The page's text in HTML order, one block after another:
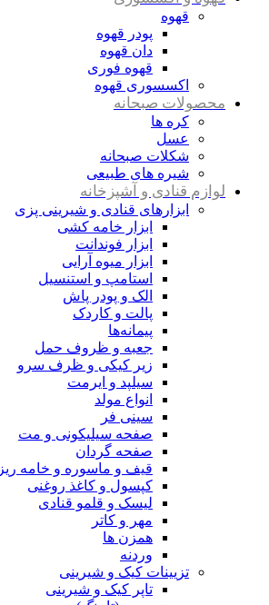
قهوه
پودر قهوه
دان قهوه
قهوه فوری
اکسسوری قهوه
محصولات صبحانه
کره ها
عسل
شکلات صبحانه
شیره های طبیعی
لوازم قنادی و آشپزخانه
ابزارهای قنادی و شیرینی پزی
ابزار خامه کشی
ابزار فوندانت
ابزار میوه آرایی
استامپ و استنسیل
الک و پودر پاش
پالت و کاردک
پیمانه‌ها
جعبه و ظروف حمل
زیر کیکی و ظرف سرو
سیلپد و ایرمت
انواع مولد
سینی فر
صفحه سیلیکونی و مت
صفحه گردان
قیف و ماسوره و خامه ریز
کپسول و کاغذ روغنی
لیسک و قلمو قنادی
مهر و کاتر
همزن ها
وردنه
تزیینات کیک و شیرینی
تاپر کیک و شیرینی